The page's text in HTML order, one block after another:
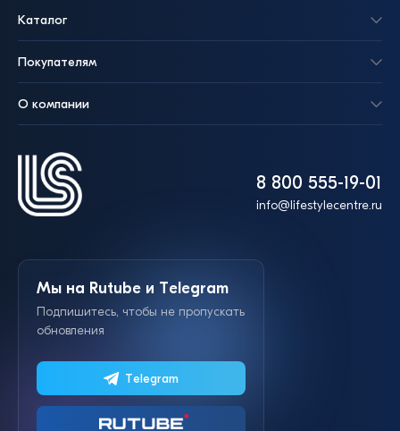
8 800 555-19-01
info@lifestylecentre.ru
Каталог
Покупателям
О компании
Мы на Rutube и Telegram
Подпишитесь, чтобы не пропускать
обновления
Telegram